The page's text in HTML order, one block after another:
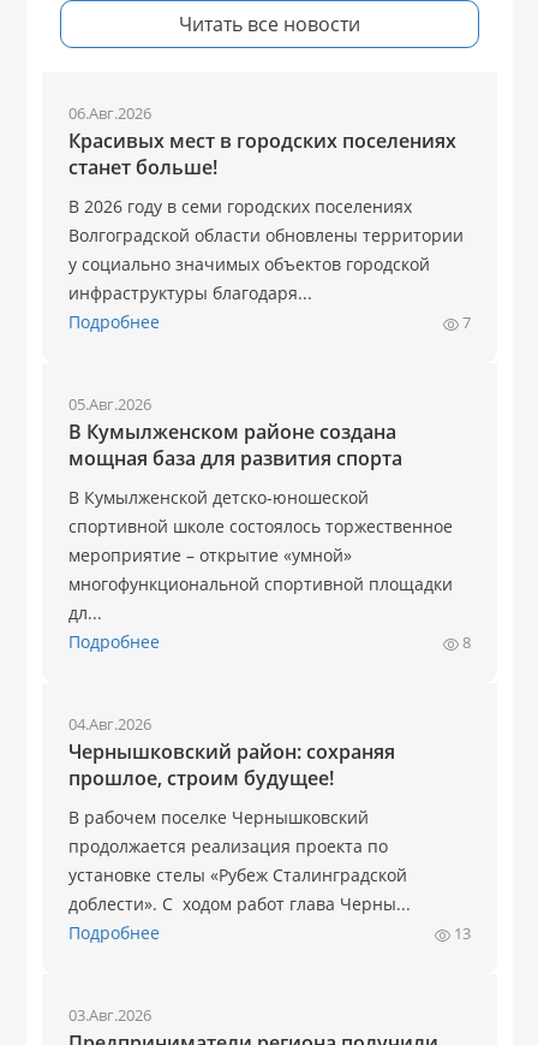
Читать все новости
06.Авг.2026
Красивых мест в городских поселениях
станет больше!
В 2026 году в семи городских поселениях
Волгоградской области обновлены территории
у социально значимых объектов городской
инфраструктуры благодаря...
Подробнее
7
05.Авг.2026
В Кумылженском районе создана
мощная база для развития спорта
В Кумылженской детско-юношеской
спортивной школе состоялось торжественное
мероприятие – открытие «умной»
многофункциональной спортивной площадки
дл...
Подробнее
8
04.Авг.2026
Чернышковский район: сохраняя
прошлое, строим будущее!
В рабочем поселке Чернышковский
продолжается реализация проекта по
установке стелы «Рубеж Сталинградской
доблести». С ходом работ глава Черны...
Подробнее
13
03.Авг.2026